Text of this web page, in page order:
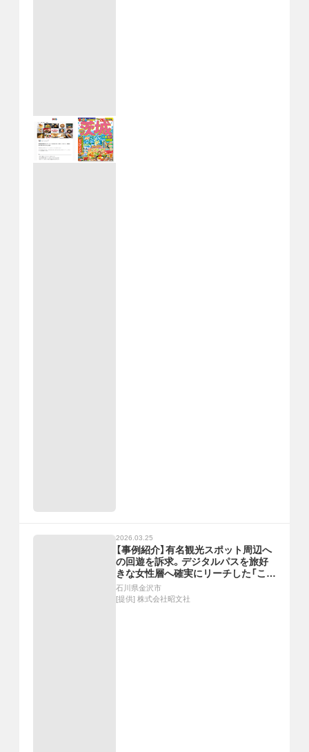
2026.03.25
【事例紹介】有名観光スポット周辺へ
の回遊を訴求。デジタルパスを旅好
きな女性層へ確実にリーチした「こと
りっぷWeb」
石川県金沢市
[提供] 株式会社昭文社